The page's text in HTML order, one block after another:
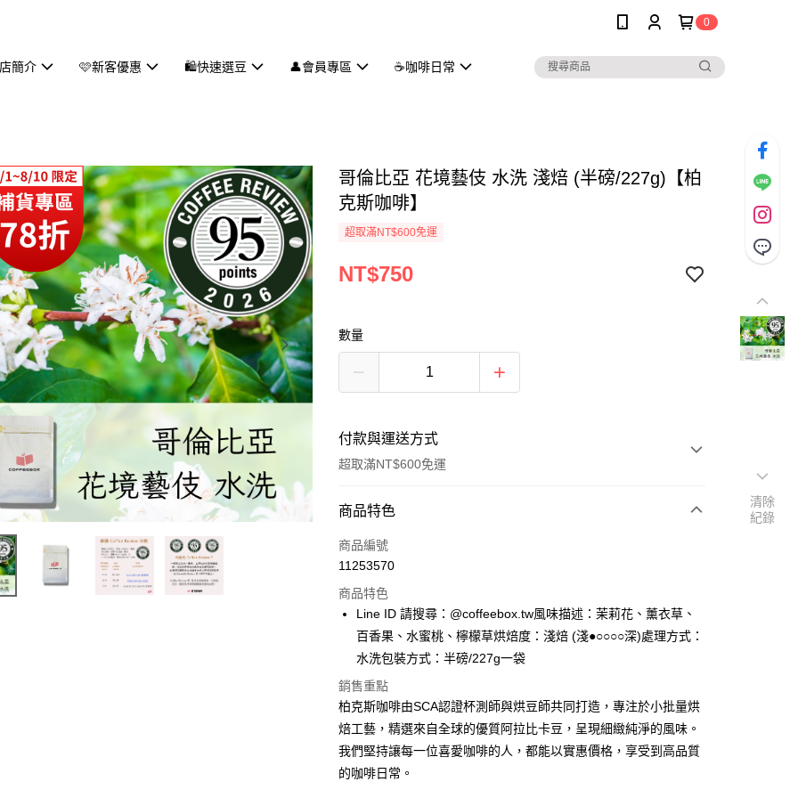
0
簡介 🩷新客優惠 🛍️快速選豆 👤會員專區 ☕️咖啡日常
哥倫比亞 花境藝伎 水洗 淺焙 (半磅/227g)【柏
克斯咖啡】
超取滿NT$600免運
NT$750
數量
付款與運送方式
超取滿NT$600免運
付款方式
信用卡一次付款
Apple Pay
街口支付
Google Pay
AFTEE先享後付
商品特色
商品編號
11253570
商品特色
Line ID 請搜尋：@coffeebox.tw風味描述：茉莉花、薰衣草、
百香果、水蜜桃、檸檬草烘焙度：淺焙 (淺●○○○○深)處理方式：
水洗包裝方式：半磅/227g一袋
銷售重點
柏克斯咖啡由SCA認證杯測師與烘豆師共同打造，專注於小批量烘
焙工藝，精選來自全球的優質阿拉比卡豆，呈現細緻純淨的風味。
我們堅持讓每一位喜愛咖啡的人，都能以實惠價格，享受到高品質
的咖啡日常。
清除
紀錄